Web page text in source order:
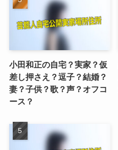
小田和正の自宅？実家？仮
差し押さえ？逗子？結婚？
妻？子供？歌？声？オフコ
ース？